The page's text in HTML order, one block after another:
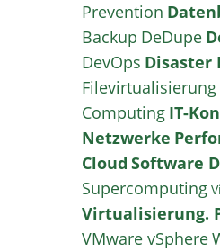
Prevention
Backup DeDupe
DevOps Disaster
Filevirtualisierung
Computing IT-
Netzwerke
Cloud Software
Supercomputing
Virtualisierung.
VMware vSphere